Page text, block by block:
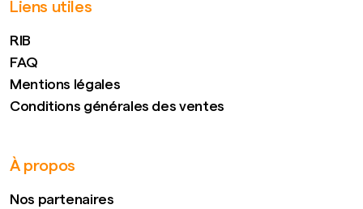
Liens utiles
RIB
FAQ
Mentions légales
Conditions générales des ventes
À propos
Nos partenaires